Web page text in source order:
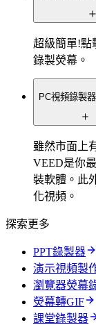
超級簡單!點
錄製熒幕。
PC視頻錄製
雖然市面上
VEED是你
裝軟體。此
化視頻。
探索更多
PPT錄製器
演示視頻製
瀏覽器熒幕
熒幕轉GIF
課堂錄製器